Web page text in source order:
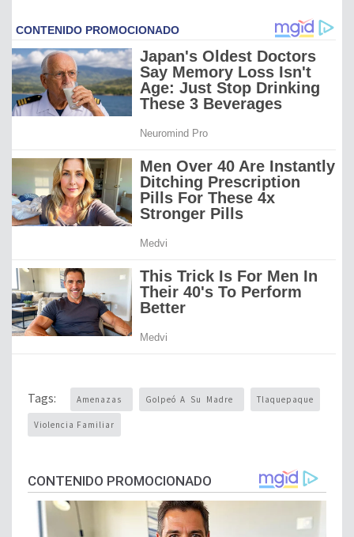
Tags: Amenazas Golpeó A Su Madre Tlaquepaque
Violencia Familiar
CONTENIDO PROMOCIONADO